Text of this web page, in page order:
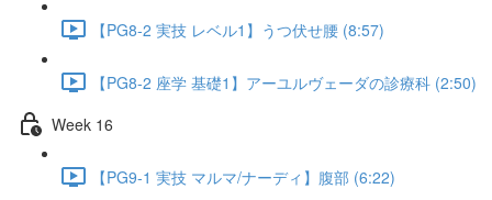
【PG8-2 実技 レベル1】うつ伏せ腰 (8:57)
【PG8-2 座学 基礎1】アーユルヴェーダの診療科 (2:50)
Week 16
【PG9-1 実技 マルマ/ナーディ】腹部 (6:22)